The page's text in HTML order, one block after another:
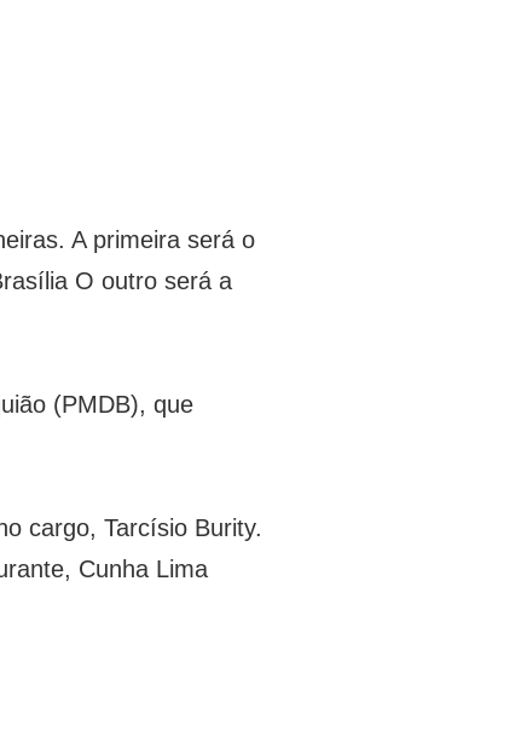
A primeira será o
O outro será a
(PMDB), que
cargo, Tarcísio Burity.
Cunha Lima